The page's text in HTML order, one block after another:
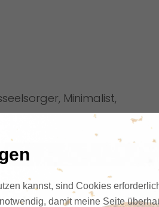
Minimalist,
es, Selbstständigen zu
damit neben dem Beruf
haben. Und wenn ich
aufnehme, stehe ich
Whisky (meistens nicht
kannst, sind Cookies
damit meine Seite